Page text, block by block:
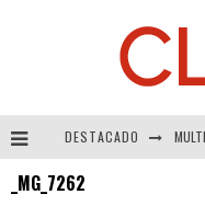
DESTACADO
_MG_7262